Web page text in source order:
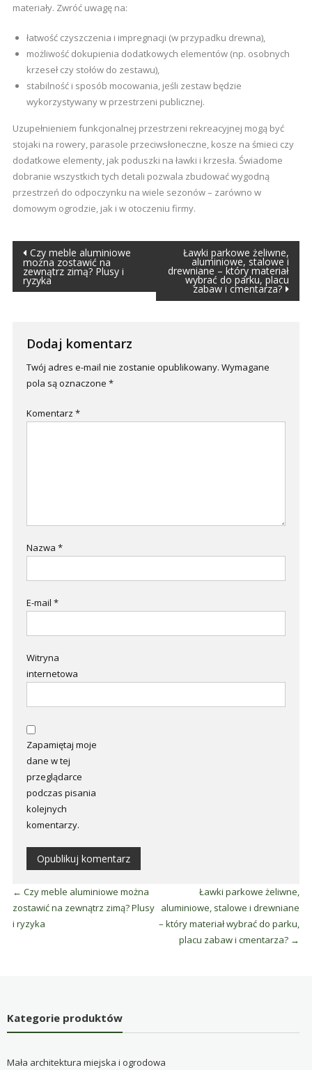
materiały. Zwróć uwagę na:
łatwość czyszczenia i impregnacji (w przypadku drewna),
możliwość dokupienia dodatkowych elementów (np. osobnych
krzeseł czy stołów do zestawu),
stabilność i sposób mocowania, jeśli zestaw będzie
wykorzystywany w przestrzeni publicznej.
Uzupełnieniem funkcjonalnej przestrzeni rekreacyjnej mogą być
stojaki na rowery, parasole przeciwsłoneczne, kosze na śmieci czy
dodatkowe elementy, jak poduszki na ławki i krzesła. Świadome
dobranie wszystkich tych detali pozwala zbudować wygodną
przestrzeń do odpoczynku na wiele sezonów – zarówno w
domowym ogrodzie, jak i w otoczeniu firmy.
Nawigacja
wpisu
Czy meble aluminiowe
można zostawić na
zewnątrz zimą? Plusy i
ryzyka
Ławki parkowe żeliwne,
aluminiowe, stalowe i
drewniane – który materiał
wybrać do parku, placu
zabaw i cmentarza?
Dodaj komentarz
Twój adres e-mail nie zostanie opublikowany. Wymagane
pola są oznaczone *
Komentarz *
Nazwa *
E-mail *
Witryna
internetowa
Zapamiętaj moje
dane w tej
przeglądarce
podczas pisania
kolejnych
komentarzy.
← Czy meble aluminiowe można
zostawić na zewnątrz zimą? Plusy
i ryzyka
Ławki parkowe żeliwne,
aluminiowe, stalowe i drewniane
– który materiał wybrać do parku,
placu zabaw i cmentarza? →
Kategorie produktów
Mała architektura miejska i ogrodowa